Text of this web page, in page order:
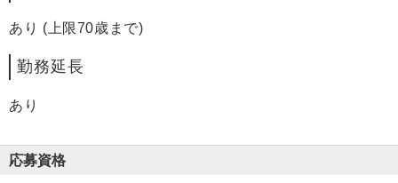
あり (上限70歳まで)
勤務延長
あり
応募資格